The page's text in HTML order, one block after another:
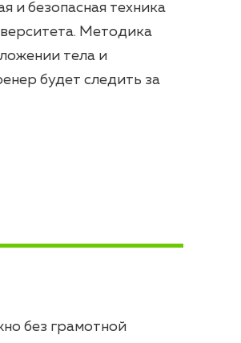
и безопасная техника
Методика
тела и
будет следить за
без грамотной